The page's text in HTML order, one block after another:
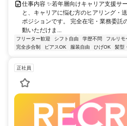
仕事内容 ✨若年層向けキャリア支援サ
と、キャリアに悩む方のヒアリング・
ポジションです。 完全在宅・業務委託
動いただけま...
フリーター歓迎 シフト自由 学歴不問 フルリモ
完全歩合制
ピアスOK 服装自由 ひげOK 髪型
正社員